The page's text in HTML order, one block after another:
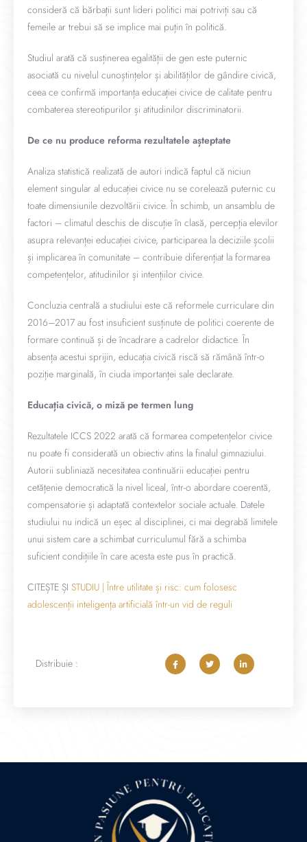
consideră că bărbații sunt lideri politici mai potriviți sau că
femeile ar trebui să se implice mai puțin în politică.
Studiul arată că susținerea egalității de gen este puternic
asociată cu nivelul cunoștințelor și abilităților de gândire civică,
ceea ce confirmă importanța educației civice de calitate pentru
combaterea stereotipurilor și atitudinilor discriminatorii.
De ce nu produce reforma rezultatele așteptate
Analiza statistică realizată de autori indică faptul că niciun
element singular al educației civice nu se corelează puternic cu
toate dimensiunile dezvoltării civice. În schimb, un ansamblu de
factori – climatul deschis de discuție în clasă, percepția elevilor
asupra relevanței educației civice, participarea la deciziile școlii
și implicarea în comunitate – contribuie diferențiat la formarea
competențelor, atitudinilor și intențiilor civice.
Concluzia centrală a studiului este că reformele curriculare din
2016–2017 au fost insuficient susținute de politici coerente de
formare continuă și de încadrare a cadrelor didactice. În
absența acestui sprijin, educația civică riscă să rămână într-o
poziție marginală, în ciuda importanței sale declarate.
Educația civică, o miză pe termen lung
Rezultatele ICCS 2022 arată că formarea competențelor civice
nu poate fi considerată un obiectiv atins la finalul gimnaziului.
Autorii subliniază necesitatea continuării educației pentru
cetățenie democratică la nivel liceal, într-o abordare coerentă,
compensatorie și adaptată contextelor sociale actuale. Datele
studiului nu indică un eșec al disciplinei, ci mai degrabă limitele
unui sistem care a schimbat curriculumul fără a schimba
suficient condițiile în care acesta este pus în practică.
CITEȘTE ȘI STUDIU | Între utilitate și risc: cum folosesc
adolescenții inteligența artificială într-un vid de reguli
Distribuie :